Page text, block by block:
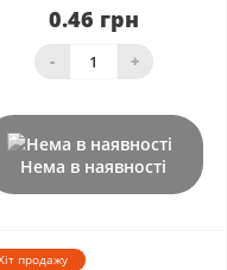
0.46 грн
- +
Нема в наявності
продажу